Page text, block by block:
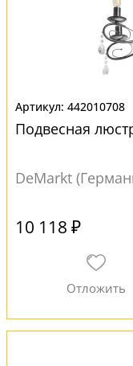
442010708
Подвесная
DeMarkt
10 118 ₽